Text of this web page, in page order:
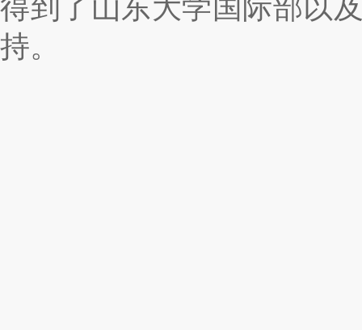
得到了山东大学国际部以
持。